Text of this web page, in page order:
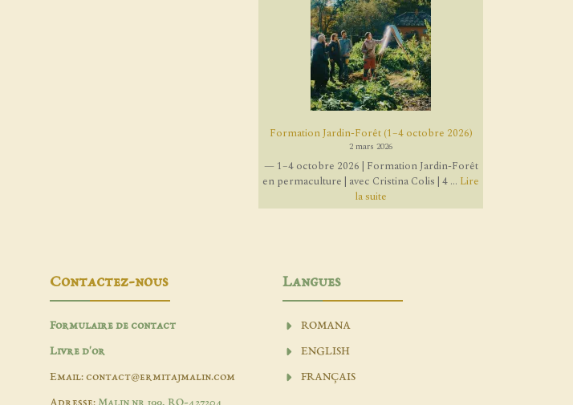
Formation Jardin-Forêt (1–4 octobre 2026)
2 mars 2026
— 1–4 octobre 2026 | Formation Jardin-Forêt
en permaculture | avec Cristina Colis | 4 ... Lire
la suite
Contactez-nous
Formulaire de contact
Livre d'or
Email: contact@ermitajmalin.com
Adresse: Malin nr 199, RO-427204
Langues
ROMANA
ENGLISH
FRANÇAIS